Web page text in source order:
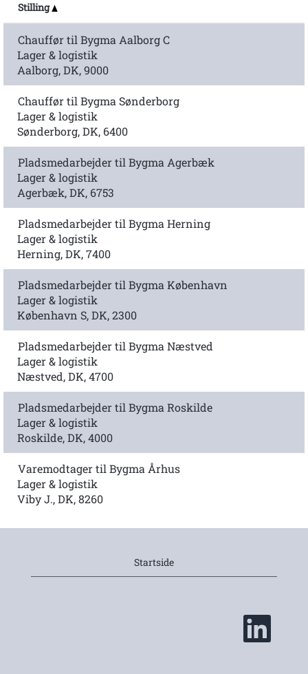
Stilling
Chauffør til Bygma Aalborg C
Lager & logistik
Aalborg, DK, 9000
Chauffør til Bygma Sønderborg
Lager & logistik
Sønderborg, DK, 6400
Pladsmedarbejder til Bygma Agerbæk
Lager & logistik
Agerbæk, DK, 6753
Pladsmedarbejder til Bygma Herning
Lager & logistik
Herning, DK, 7400
Pladsmedarbejder til Bygma København
Lager & logistik
København S, DK, 2300
Pladsmedarbejder til Bygma Næstved
Lager & logistik
Næstved, DK, 4700
Pladsmedarbejder til Bygma Roskilde
Lager & logistik
Roskilde, DK, 4000
Varemodtager til Bygma Århus
Lager & logistik
Viby J., DK, 8260
Startside
Å
e